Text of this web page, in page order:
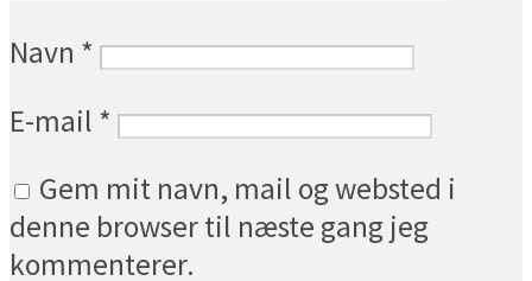
Navn *
E-mail *
Gem mit navn, mail og websted i
denne browser til næste gang jeg
kommenterer.